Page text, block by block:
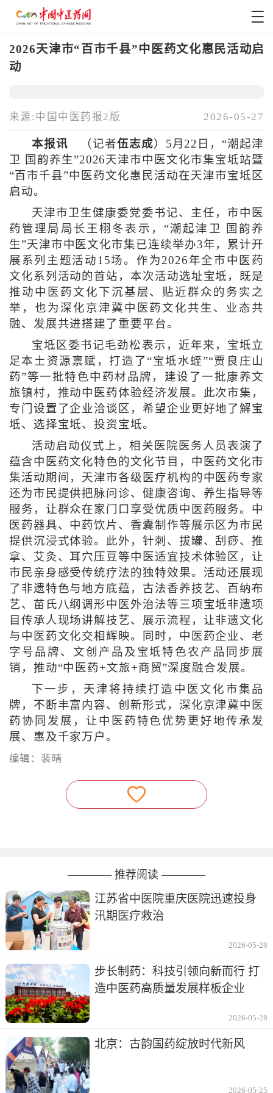
2026天津市“百市千县”中医药文化惠民活动启
动
来源:中国中医药报2版 2026-05-27
本报讯 （记者伍志成）5月22日，“潮起津
卫 国韵养生”2026天津市中医文化市集宝坻站暨
“百市千县”中医药文化惠民活动在天津市宝坻区
启动。
天津市卫生健康委党委书记、主任，市中医
药管理局局长王栩冬表示，“潮起津卫 国韵养
生”天津市中医文化市集已连续举办3年，累计开
展系列主题活动15场。作为2026年全市中医药
文化系列活动的首站，本次活动选址宝坻，既是
推动中医药文化下沉基层、贴近群众的务实之
举，也为深化京津冀中医药文化共生、业态共
融、发展共进搭建了重要平台。
宝坻区委书记毛劲松表示，近年来，宝坻立
足本土资源禀赋，打造了“宝坻水蛭”“贾良庄山
药”等一批特色中药材品牌，建设了一批康养文
旅镇村，推动中医药体验经济发展。此次市集，
专门设置了企业洽谈区，希望企业更好地了解宝
坻、选择宝坻、投资宝坻。
活动启动仪式上，相关医院医务人员表演了
蕴含中医药文化特色的文化节目，中医药文化市
集活动期间，天津市各级医疗机构的中医药专家
还为市民提供把脉问诊、健康咨询、养生指导等
服务，让群众在家门口享受优质中医药服务。中
医药器具、中药饮片、香囊制作等展示区为市民
提供沉浸式体验。此外，针刺、拔罐、刮痧、推
拿、艾灸、耳穴压豆等中医适宜技术体验区，让
市民亲身感受传统疗法的独特效果。活动还展现
了非遗特色与地方底蕴，古法香养技艺、百纳布
艺、苗氏八纲调形中医外治法等三项宝坻非遗项
目传承人现场讲解技艺、展示流程，让非遗文化
与中医药文化交相辉映。同时，中医药企业、老
字号品牌、文创产品及宝坻特色农产品同步展
销，推动“中医药+文旅+商贸”深度融合发展。
下一步，天津将持续打造中医文化市集品
牌，不断丰富内容、创新形式，深化京津冀中医
药协同发展，让中医药特色优势更好地传承发
展、惠及千家万户。
编辑：裴晴
———— 推荐阅读 ————
江苏省中医院重庆医院迅速投身
汛期医疗救治
2026-05-28
步长制药：科技引领向新而行 打
造中医药高质量发展样板企业
2026-05-28
北京：古韵国药绽放时代新风
2026-05-25